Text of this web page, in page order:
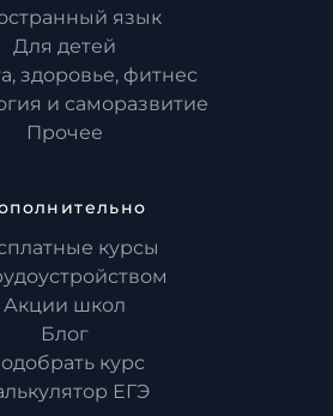
язык
Для детей
здоровье, фитнес
и саморазвитие
Прочее
курсы
Акции школ
Блог
курс
ЕГЭ